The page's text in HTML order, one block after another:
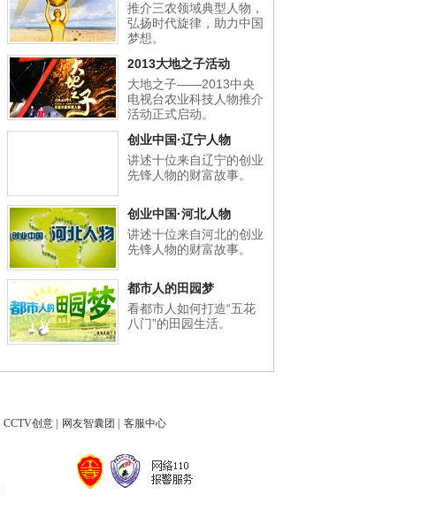
推介三农领域典型人物，
弘扬时代旋律，助力中国
梦想。
2013大地之子活动
大地之子——2013中央
电视台农业科技人物推介
活动正式启动。
创业中国·辽宁人物
讲述十位来自辽宁的创业
先锋人物的财富故事。
创业中国·河北人物
讲述十位来自河北的创业
先锋人物的财富故事。
都市人的田园梦
看都市人如何打造“五花
八门”的田园生活。
CCTV创意 网友智囊团 客服中心